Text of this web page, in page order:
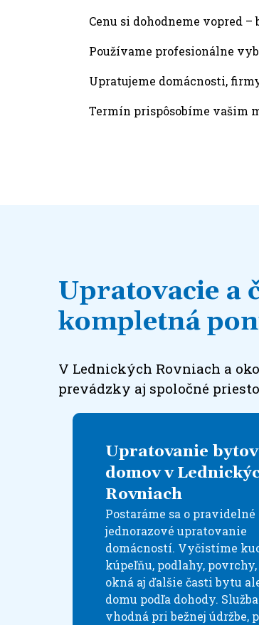
Cenu si dohodneme vopred
Používame profesionálne
Upratujeme domácnosti,
Termín prispôsobíme vašim
Upratovacie a
kompletná
V Lednických Rovniach a
prevádzky aj spoločné
Upratovanie
domov v
Rovniach
Postaráme sa o pravidelné
jednorazové upratovanie
domácností. Vyčistíme
kúpeľňu, podlahy,
okná aj ďalšie časti bytu
domu podľa dohody.
vhodná pri bežnej údržbe,